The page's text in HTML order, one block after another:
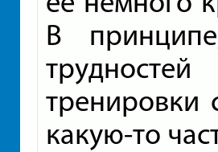
В
тренировки
какую-то